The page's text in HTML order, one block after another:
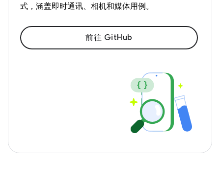
式，涵盖即时通讯、相机和媒体用例。
前往 GitHub